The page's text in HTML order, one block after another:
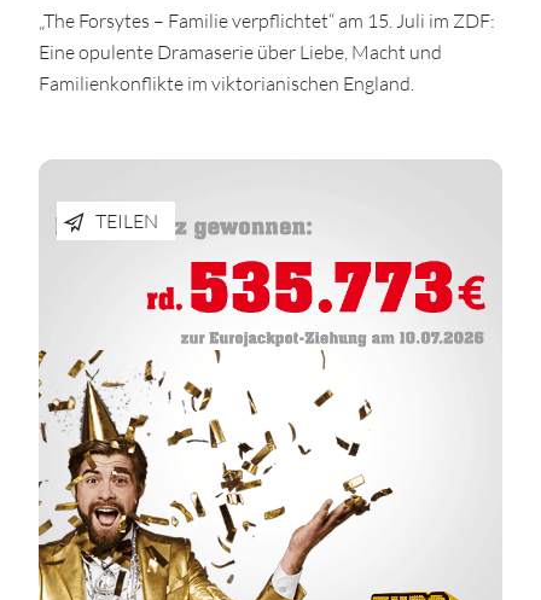
„The Forsytes – Familie verpflichtet“ am 15. Juli im ZDF:
Eine opulente Dramaserie über Liebe, Macht und
Familienkonflikte im viktorianischen England.
TEILEN